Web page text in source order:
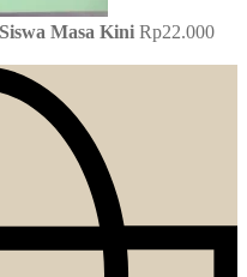
Masa Kini Rp22.000